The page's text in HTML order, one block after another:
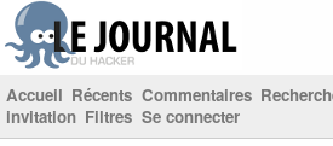
Accueil Récents Commentaires
invitation Filtres Se connecter